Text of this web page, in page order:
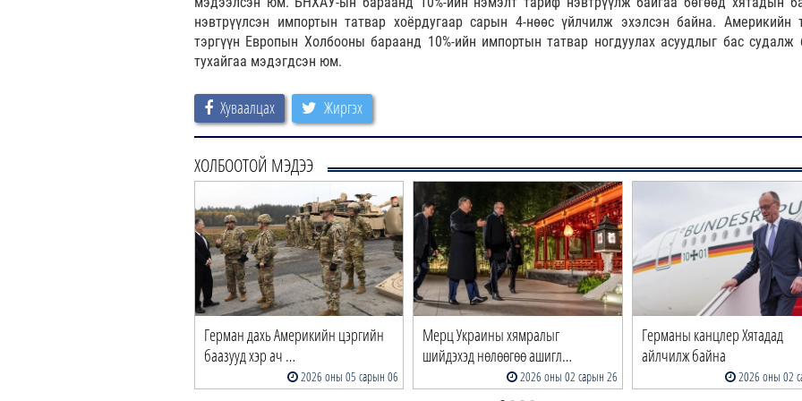
нэвтрүүлсэн импортын татвар хоёрдугаар сарын 4-нөөс үйлчилж эхэлсэн байна. Америкийн
тэргүүн Европын Холбооны бараанд 10%-ийн импортын татвар ногдуулах асуудлыг бас судалж
тухайгаа мэдэгдсэн юм.
Хуваалцах Жиргэх
ХОЛБООТОЙ МЭДЭЭ
Герман дахь Америкийн цэргийн
баазууд хэр ач …
2026 оны 05 сарын 06
Мерц Украины хямралыг
шийдэхэд нөлөөгөө ашигл…
2026 оны 02 сарын 26
Германы канцлер Хятадад
айлчилж байна
2026 оны 02